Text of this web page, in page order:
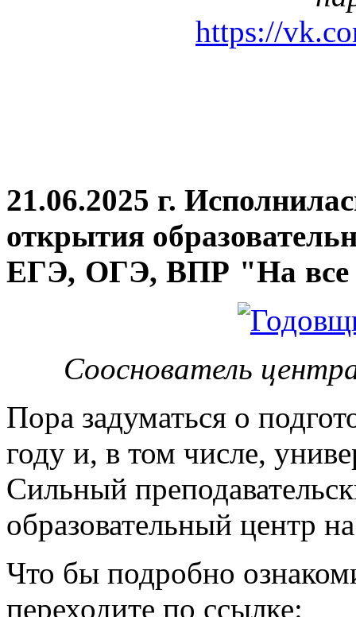
https://
21.06.2025 г.
открытия
ЕГЭ, ОГЭ, ВПР "На все
Сооснователь
Пора задуматься о
году и, в том числе,
Сильный
образовательный центр
Что бы подробно
переходите по ссылке: